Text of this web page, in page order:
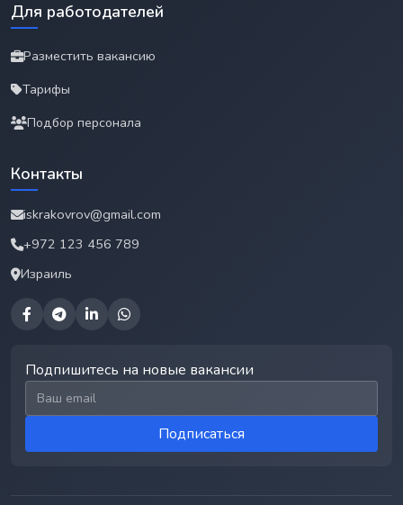
Для работодателей
Разместить вакансию
Тарифы
Подбор персонала
Контакты
iskrakovrov@gmail.com
+972 123 456 789
Израиль
Подпишитесь на новые вакансии
Email для подписки
Подписаться